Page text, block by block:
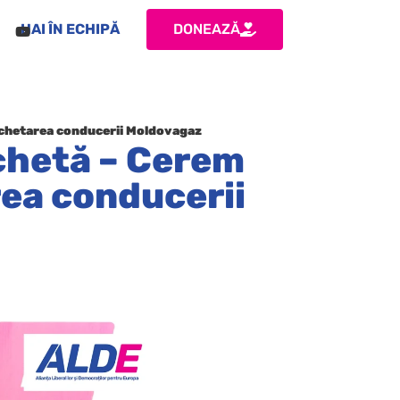
HAI ÎN ECHIPĂ DONEAZĂ
conducerii Moldovagaz
– Cerem
conducerii